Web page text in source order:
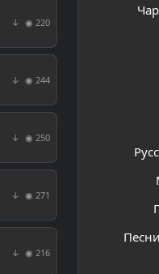
↓ ◉ 220
↓ ◉ 244
↓ ◉ 250
↓ ◉ 271
↓ ◉ 216